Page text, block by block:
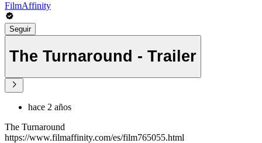
FilmAffinity
Seguir
The Turnaround - Trailer
hace 2 años
The Turnaround
https://www.filmaffinity.com/es/film765055.html